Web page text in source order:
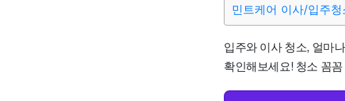
민트케어 이사/입주청
입주와 이사 청소, 얼마
확인해보세요! 청소 꼼